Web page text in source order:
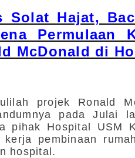
Solat Hajat,
Permulaan
McDonald di
projek Ronald
pada Julai
pihak Hospital USM
kerja pembinaan
hospital.